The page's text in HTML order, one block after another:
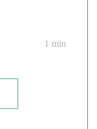
1 min